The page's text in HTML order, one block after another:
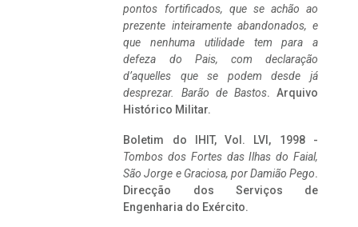
pontos fortificados, que se achão ao
prezente inteiramente abandonados, e
que nenhuma utilidade tem para a
defeza do Pais, com declaração
d’aquelles que se podem desde já
desprezar. Barão de Bastos. Arquivo
Histórico Militar.
Boletim do IHIT, Vol. LVI, 1998 -
Tombos dos Fortes das Ilhas do Faial,
São Jorge e Graciosa, por Damião Pego.
Direcção dos Serviços de
Engenharia do Exército.